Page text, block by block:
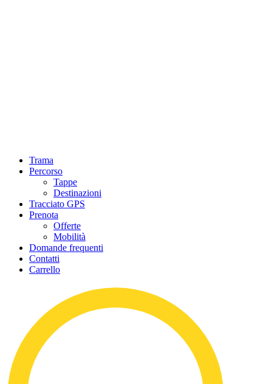
Trama
Percorso
Tappe
Destinazioni
Tracciato GPS
Prenota
Offerte
Mobilità
Domande frequenti
Contatti
Carrello